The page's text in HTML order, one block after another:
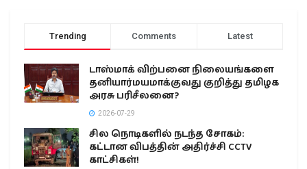
Trending Comments Latest
டாஸ்மாக் விற்பனை நிலையங்களை
தனியார்மயமாக்குவது குறித்து தமிழக
அரசு பரிசீலனை?
2026-07-29
சில நொடிகளில் நடந்த சோகம்:
கட்டான விபத்தின் அதிர்ச்சி CCTV
காட்சிகள்!